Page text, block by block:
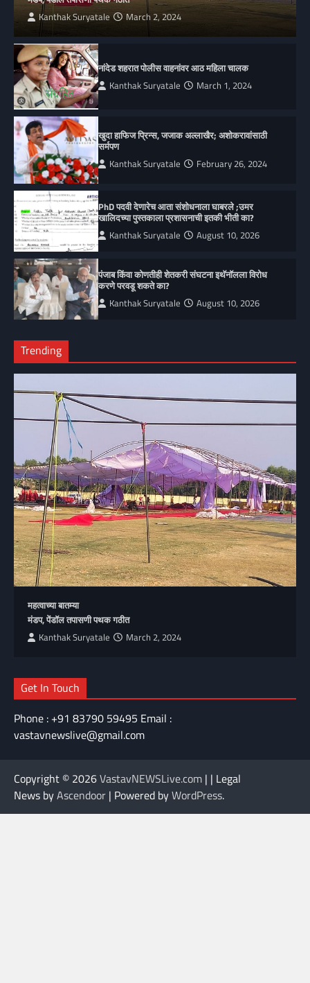
Kanthak Suryatale March 2, 2024
नांदेड शहरात पोलीस वाहनांवर आठ महिला चालक
Kanthak Suryatale March 1, 2024
खुदा हाफिज प्रिन्स, जजाक अल्लाखैर; अशोकरावांसाठी
सर्मपण
Kanthak Suryatale February 26, 2024
PhD पदवी देणारेच आता संशोधनाला घाबरले ;उमर
खालिदच्या पुस्तकाला प्रशासनाची इतकी भीती का?
Kanthak Suryatale August 10, 2026
पंजाब किंवा कोणतीही शेतकरी संघटना इथॅनॉलला विरोध
करणे परवडू शकते का?
Kanthak Suryatale August 10, 2026
Trending
महत्वाच्या बातम्या
मंडप, पेंडॉल तपासणी पथक गठीत
Kanthak Suryatale March 2, 2024
Get In Touch
Phone : +91 83790 59495 Email :
vastavnewslive@gmail.com
Copyright © 2026VastavNEWSLive.com | | Legal
News byAscendoor | Powered byWordPress.